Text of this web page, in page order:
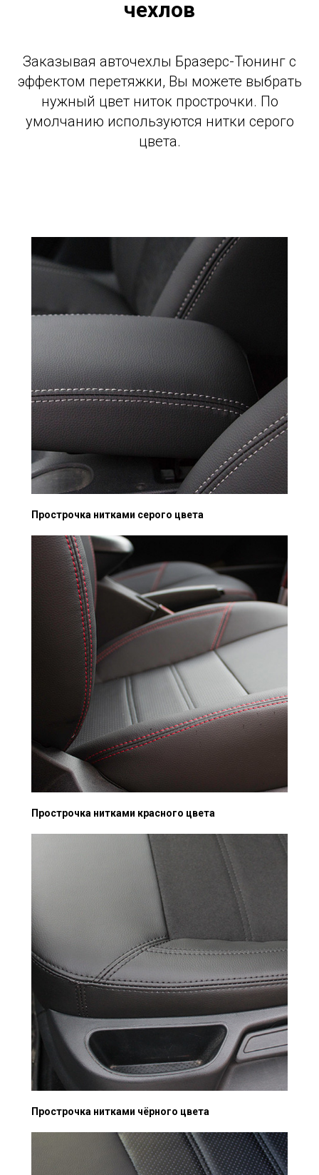
чехлов
Заказывая авточехлы Бразерс-Тюнинг с
эффектом перетяжки, Вы можете выбрать
нужный цвет ниток прострочки. По
умолчанию используются нитки серого
цвета.
Прострочка нитками серого цвета
Прострочка нитками красного цвета
Прострочка нитками чёрного цвета